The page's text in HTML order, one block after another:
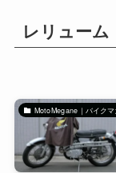
レリューム
MotoMegane｜バイクマ